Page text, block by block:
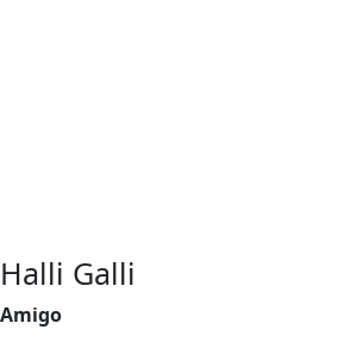
Halli Galli
Amigo